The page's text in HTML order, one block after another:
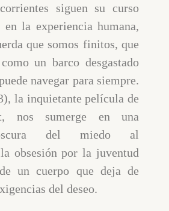
siguen su curso
en la experiencia humana,
que somos finitos, que
un barco desgastado
navegar para siempre.
la inquietante película de
nos sumerge en una
del miedo al
obsesión por la juventud
un cuerpo que deja de
del deseo.